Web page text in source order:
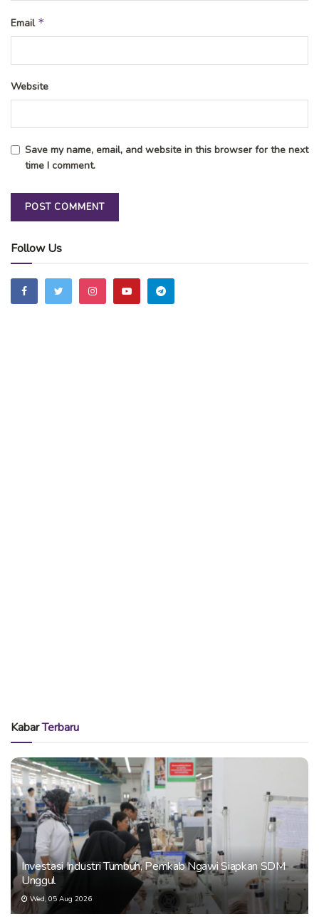
Email *
Website
Save my name, email, and website in this browser for the next
time I comment.
Follow Us
KabarTerbaru
Investasi Industri Tumbuh, Pemkab Ngawi Siapkan SDM
Unggul
Wed, 05 Aug 2026